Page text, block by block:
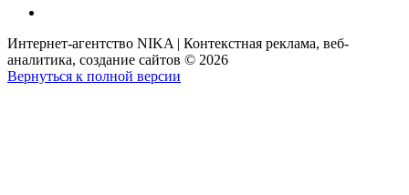
Интернет-агентство NIKA | Контекстная реклама, веб-
аналитика, создание сайтов © 2026
Вернуться к полной версии